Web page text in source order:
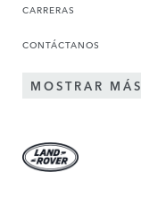
CARRERAS
CONTÁCTANOS
MOSTRAR MÁS